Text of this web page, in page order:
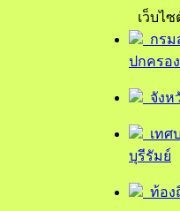
เว็บไ
กรม
ปกครอง
จังห
เทศ
บุรีรัมย์
ท้อง